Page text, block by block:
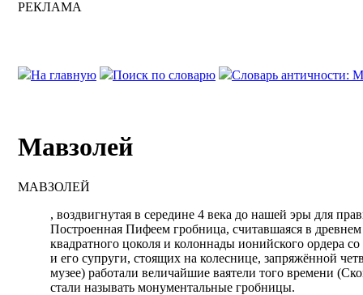
РЕКЛАМА
На главную Поиск по словарю Словарь античности:
Мавзолей
МАВЗОЛЕЙ
, воздвигнутая в середине 4 века до нашей эры для
Построенная Пифеем гробница, считавшаяся в
квадратного цоколя и колоннады ионийского ордера
и его супруги, стоящих на колеснице, запряжённой
музее) работали величайшие ваятели того времени
стали называть монументальные гробницы.